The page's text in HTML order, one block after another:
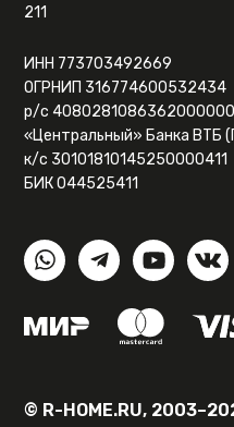
211
ИНН 773703492669
ОГРНИП 316774600532434
р/с
«Центральный» Банка ВТБ
к/с 30101810145250000411
БИК 044525411
© R-HOME.RU,